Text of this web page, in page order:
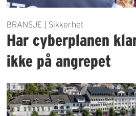
BRANSJE | Sikkerhet
Har cyberplanen
ikke på angrepet